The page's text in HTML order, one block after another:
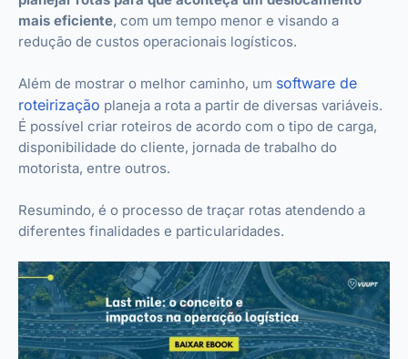
mais eficiente, com um tempo menor e visando a
redução de custos operacionais logísticos.
Além de mostrar o melhor caminho, um software de
roteirização planeja a rota a partir de diversas variáveis.
É possível criar roteiros de acordo com o tipo de carga,
disponibilidade do cliente, jornada de trabalho do
motorista, entre outros.
Resumindo, é o processo de traçar rotas atendendo a
diferentes finalidades e particularidades.